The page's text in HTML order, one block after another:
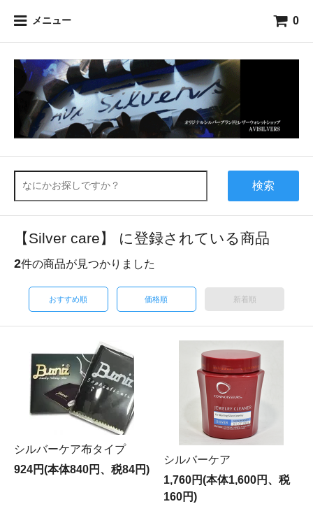
メニュー 0
検索
【Silver care】 に登録されている商品
2件の商品が見つかりました
おすすめ順 価格順 新着順
シルバーケア布タイプ
924円(本体840円、税84円)
シルバーケア
1,760円(本体1,600円、税
160円)